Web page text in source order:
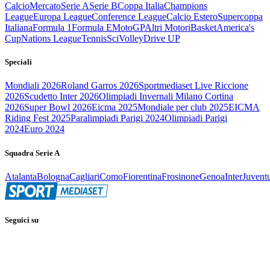
CalcioMercatoSerie ASerie BCoppa ItaliaChampions
LeagueEuropa LeagueConference LeagueCalcio EsteroSupercoppa
ItalianaFormula 1Formula EMotoGPAltri MotoriBasketAmerica's
CupNations LeagueTennisSciVolleyDrive UP
Speciali
Mondiali 2026Roland Garros 2026Sportmediaset Live Riccione
2026Scudetto Inter 2026Olimpiadi Invernali Milano Cortina
2026Super Bowl 2026Eicma 2025Mondiale per club 2025EICMA
Riding Fest 2025Paralimpiadi Parigi 2024Olimpiadi Parigi
2024Euro 2024
Squadra Serie A
AtalantaBolognaCagliariComoFiorentinaFrosinoneGenoaInter
Seguici su